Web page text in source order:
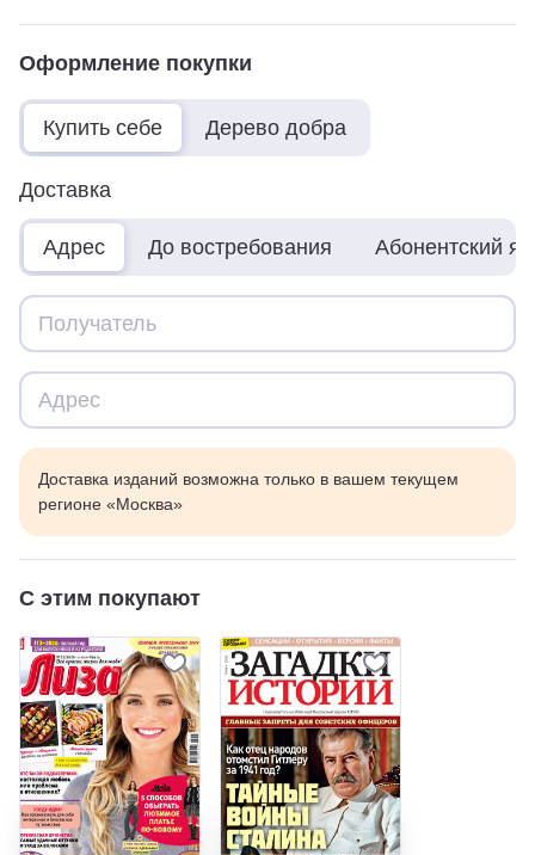
Оформление покупки
Купить себе Дерево добра
Доставка
Адрес До востребования Абонентский
Доставка изданий возможна только в вашем текущем
регионе «Москва»
С этим покупают